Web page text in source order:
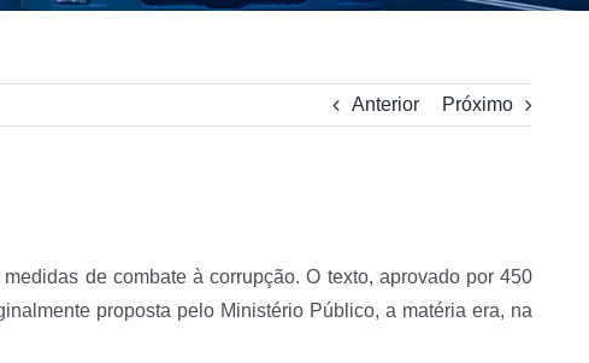
Anterior Próximo
de combate à corrupção. O texto, aprovado por 450
proposta pelo Ministério Público, a matéria era, na